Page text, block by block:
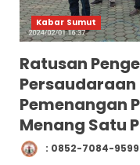
Kabar Sumut
Ratusan
Pemenangan
Menang Satu
: 0852-7084-9599